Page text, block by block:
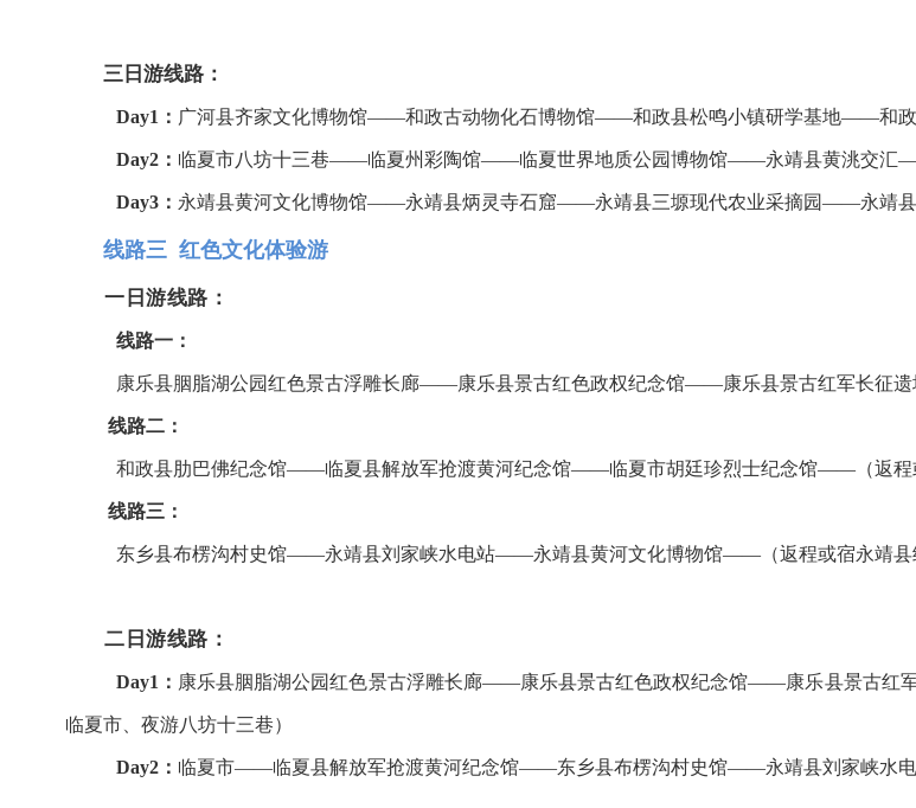
三日游线路：
Day1： 广河县齐家文化博物馆——和政古动物化石博物馆——和政县松鸣小镇研学基地——和
Day2： 临夏市八坊十三巷——临夏州彩陶馆——临夏世界地质公园博物馆——永靖县黄洮交汇
Day3： 永靖县黄河文化博物馆——永靖县炳灵寺石窟——永靖县三塬现代农业采摘园——永靖
线路三 红色文化体验游
一日游线路：
线路一：
康乐县胭脂湖公园红色景古浮雕长廊——康乐县景古红色政权纪念馆——康乐县景古红军长征
线路二：
和政县肋巴佛纪念馆——临夏县解放军抢渡黄河纪念馆——临夏市胡廷珍烈士纪念馆——（返程
线路三：
东乡县布楞沟村史馆——永靖县刘家峡水电站——永靖县黄河文化博物馆——（返程或宿永靖县
二日游线路：
Day1： 康乐县胭脂湖公园红色景古浮雕长廊——康乐县景古红色政权纪念馆——康乐县景古
临夏市、夜游八坊十三巷）
Day2： 临夏市——临夏县解放军抢渡黄河纪念馆——东乡县布楞沟村史馆——永靖县刘家峡水